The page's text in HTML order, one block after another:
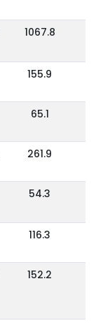
1067.8
155.9
65.1
261.9
54.3
116.3
152.2